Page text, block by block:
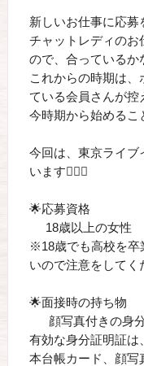
新しいお仕事に応募
チャットレディのお
ので、合っているか
これからの時期は
ている会員さんが控
今時期から始めるこ
今回は、東京ライブ
います🙋‍♀️✨
🌟応募資格
18歳以上の女性
※18歳でも高校を卒
いので注意をしてく
🌟面接時の持ち物
顔写真付きの身
有効な身分証明証は
本台帳カード、顔写